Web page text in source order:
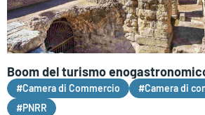
Boom del turismo
#Camera di Commercio #Camera di
#PNRR